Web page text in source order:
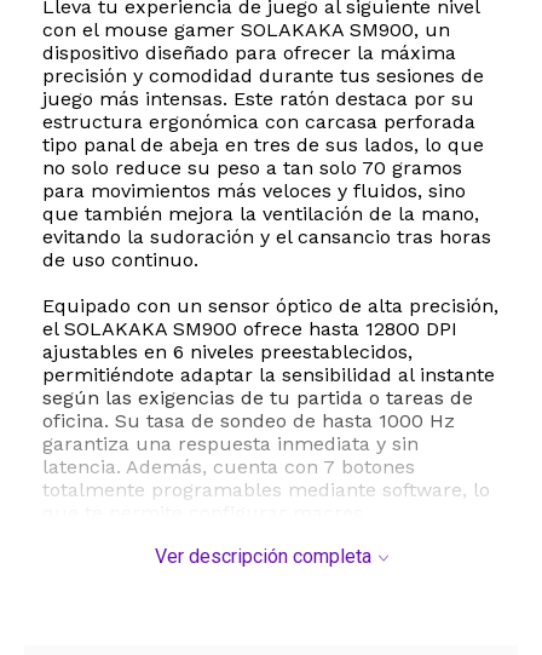
Lleva tu experiencia de juego al siguiente nivel
con el mouse gamer SOLAKAKA SM900, un
dispositivo diseñado para ofrecer la máxima
precisión y comodidad durante tus sesiones de
juego más intensas. Este ratón destaca por su
estructura ergonómica con carcasa perforada
tipo panal de abeja en tres de sus lados, lo que
no solo reduce su peso a tan solo 70 gramos
para movimientos más veloces y fluidos, sino
que también mejora la ventilación de la mano,
evitando la sudoración y el cansancio tras horas
de uso continuo.
Equipado con un sensor óptico de alta precisión,
el SOLAKAKA SM900 ofrece hasta 12800 DPI
ajustables en 6 niveles preestablecidos,
permitiéndote adaptar la sensibilidad al instante
según las exigencias de tu partida o tareas de
oficina. Su tasa de sondeo de hasta 1000 Hz
garantiza una respuesta inmediata y sin
latencia. Además, cuenta con 7 botones
totalmente programables mediante software, lo
perfiles para tus videojuegos favoritos.
Ver descripción completa